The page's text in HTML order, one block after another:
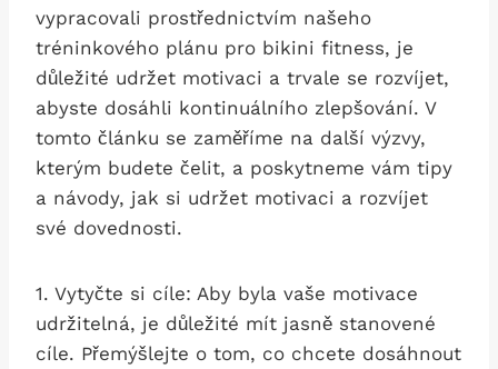
vypracovali prostřednictvím našeho
tréninkového plánu ⁢pro bikini fitness, je
důležité ‌udržet motivaci a trvale se ‍rozvíjet,
abyste ⁢dosáhli kontinuálního zlepšování. V
tomto článku se zaměříme na další výzvy,
kterým budete čelit, a poskytneme vám tipy
a návody, ⁤jak si‌ udržet motivaci a rozvíjet
své dovednosti.
1. Vytyčte si cíle: Aby byla vaše motivace
udržitelná, je důležité ‍mít jasně stanovené
cíle. Přemýšlejte o tom, co chcete dosáhnout